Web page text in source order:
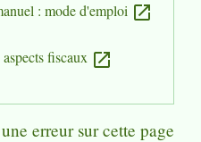
: mode d'emploi open_in_new
fiscaux open_in_new
erreur sur cette page